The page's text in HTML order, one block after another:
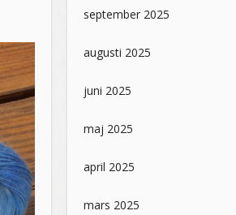
september 2025
augusti 2025
juni 2025
maj 2025
april 2025
mars 2025